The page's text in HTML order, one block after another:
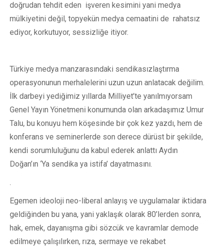
doğrudan tehdit eden işveren kesimini yani medya
mülkiyetini değil, topyekün medya cemaatini de rahatsız
ediyor, korkutuyor, sessizliğe itiyor.
Türkiye medya manzarasındaki sendikasızlaştırma
operasyonunun merhalelerini uzun uzun anlatacak değilim.
İlk darbeyi yediğimiz yıllarda Milliyet’te yanılmıyorsam
Genel Yayın Yönetmeni konumunda olan arkadaşımız Umur
Talu, bu konuyu hem köşesinde bir çok kez yazdı, hem de
konferans ve seminerlerde son derece dürüst bir şekilde,
kendi sorumluluğunu da kabul ederek anlattı Aydın
Doğan’ın ‘Ya sendika ya istifa’ dayatmasını.
.
Egemen ideoloji neo-liberal anlayış ve uygulamalar iktidara
geldiğinden bu yana, yani yaklaşık olarak 80’lerden sonra,
hak, emek, dayanışma gibi sözcük ve kavramlar demode
edilmeye çalışılırken, rıza, sermaye ve rekabet